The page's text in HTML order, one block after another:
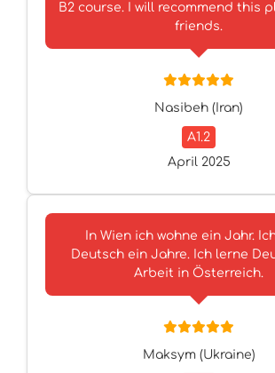
B2 course. I will recommend this
friends.
Nasibeh (Iran)
A1.2
April 2025
In Wien ich wohne ein Jahr.
Deutsch ein Jahre. Ich lerne
Arbeit in Österreich.
Maksym (Ukraine)